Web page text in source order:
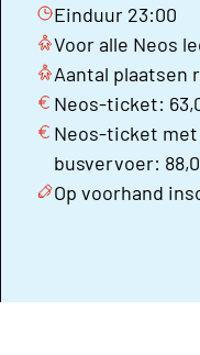
Einduur 23:00
Voor alle Neos
Aantal plaatsen
Neos-ticket:
Neos-ticket
busvervoer:
Op voorhand